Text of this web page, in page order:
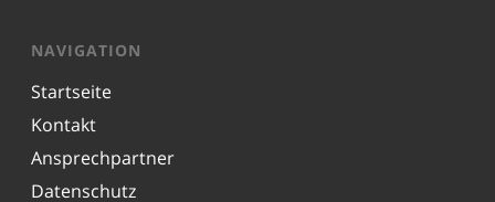
NAVIGATION
Startseite
Kontakt
Ansprechpartner
Datenschutz